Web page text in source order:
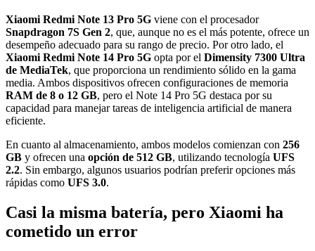
Xiaomi Redmi Note 13 Pro 5G viene con el procesador
Snapdragon 7S Gen 2, que, aunque no es el más potente, ofrece un
desempeño adecuado para su rango de precio. Por otro lado, el
Xiaomi Redmi Note 14 Pro 5G opta por el Dimensity 7300 Ultra
de MediaTek, que proporciona un rendimiento sólido en la gama
media. Ambos dispositivos ofrecen configuraciones de memoria
RAM de 8 o 12 GB, pero el Note 14 Pro 5G destaca por su
capacidad para manejar tareas de inteligencia artificial de manera
eficiente.
En cuanto al almacenamiento, ambos modelos comienzan con 256
GB y ofrecen una opción de 512 GB, utilizando tecnología UFS
2.2. Sin embargo, algunos usuarios podrían preferir opciones más
rápidas como UFS 3.0.
Casi la misma batería, pero Xiaomi ha
cometido un error